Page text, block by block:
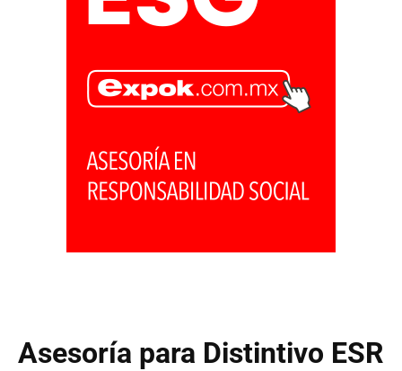
Asesoría para Distintivo ESR